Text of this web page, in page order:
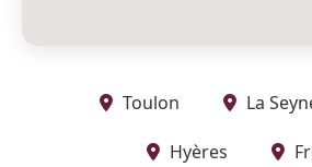
Toulon La
Hyères